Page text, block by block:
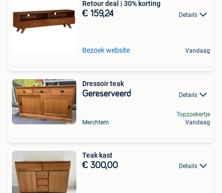
Retour deal | 30% korting
€ 159,24 Details
Bezoek website Vandaag
Dressoir teak
Gereserveerd Details
Merchtem
Topzoekertje
Vandaag
Teak kast
€ 300,00 Details